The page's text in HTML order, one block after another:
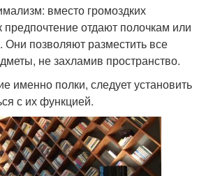
вместо громоздких
предпочтение отдают полочкам или
Они позволяют разместить все
не захламив пространство.
именно полки, следует установить
с их функцией.